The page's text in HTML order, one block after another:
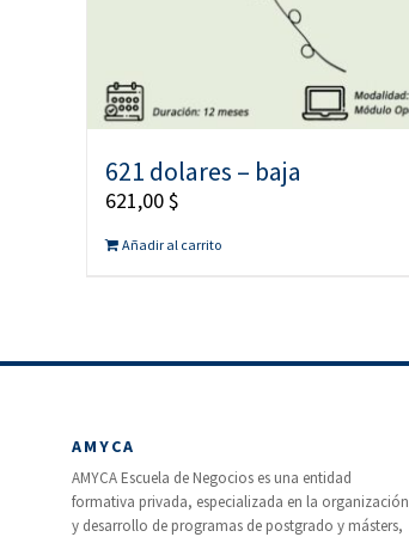
621 dolares – baja
621,00$
Añadir al carrito
AMYCA
AMYCA Escuela de Negocios es una entidad
formativa privada, especializada en la organización
y desarrollo de programas de postgrado y másters,